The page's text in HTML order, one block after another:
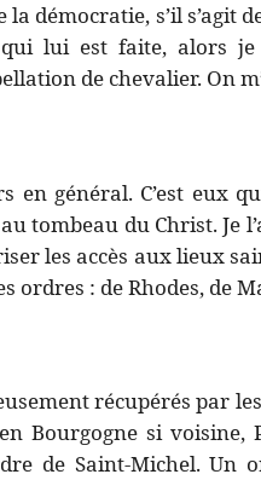
la démocratie, s’il
lui est faite, alors
de chevalier. On
en général. C’est eux
tombeau du Christ. Je
les accès aux lieux
ordres : de Rhodes, de
récupérés par
Bourgogne si
de Saint-Michel. Un